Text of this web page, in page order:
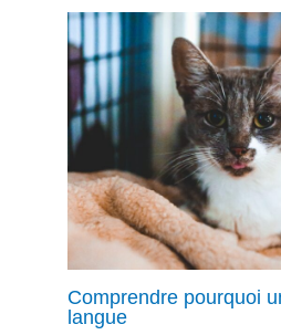
Comprendre pourquoi
langue